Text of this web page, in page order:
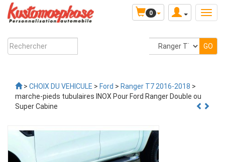
0
> CHOIX DU VEHICULE > Ford > Ranger T7 2016-2018 >
marche-pieds tubulaires INOX Pour Ford Ranger Double ou
Super Cabine